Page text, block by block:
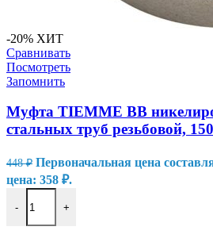
-20% ХИТ
Сравнивать
Посмотреть
Запомнить
Муфта TIEMME ВВ
стальных труб резьбовой,
448₽ Первоначальная цена
цена: 358 ₽.
- +